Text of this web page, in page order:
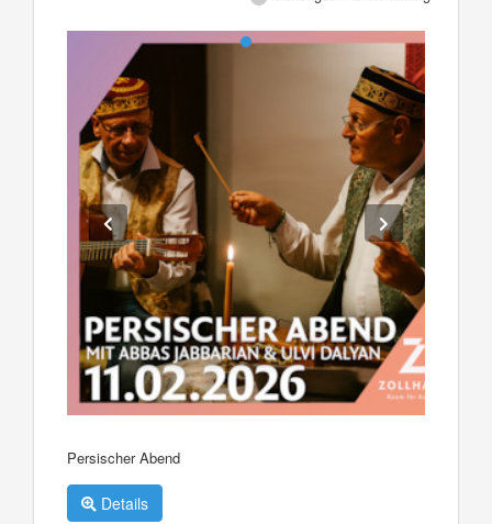
Persischer Abend
Details